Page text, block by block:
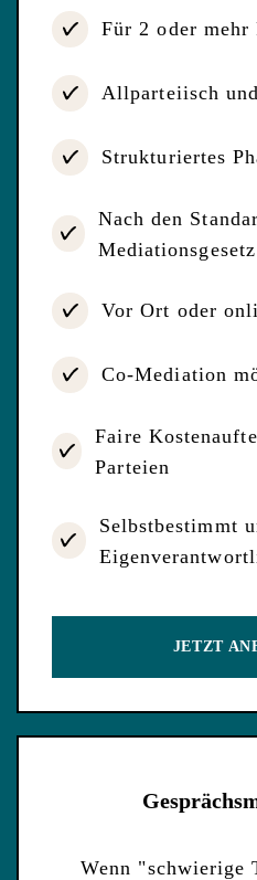
Für 2 oder mehr
Allparteiisch
Strukturiertes
Nach den
Mediationsgesetz
Vor Ort oder
Co-Mediation
Faire
Parteien
Selbstbestimmt
JETZT
Wenn "schwierige